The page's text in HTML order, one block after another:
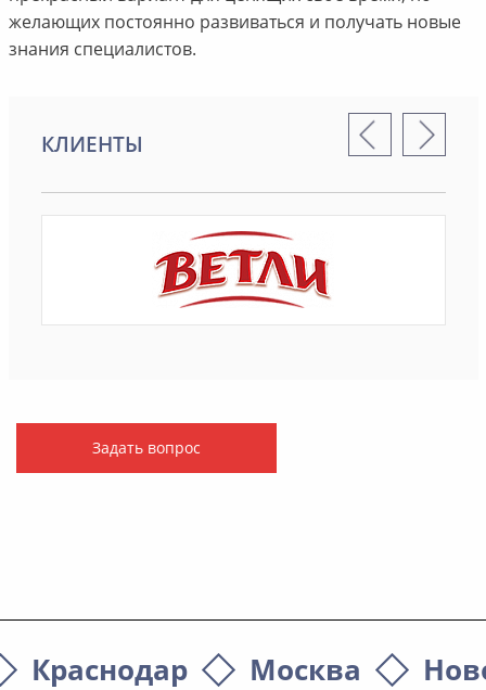
желающих постоянно развиваться и получать новые
знания специалистов.
КЛИЕНТЫ
Задать вопрос
Краснодар Москва